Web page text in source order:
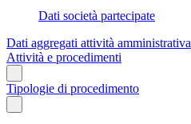
Dati società partecipate
Dati aggregati attività amministrativa
Attività e procedimenti
Tipologie di procedimento